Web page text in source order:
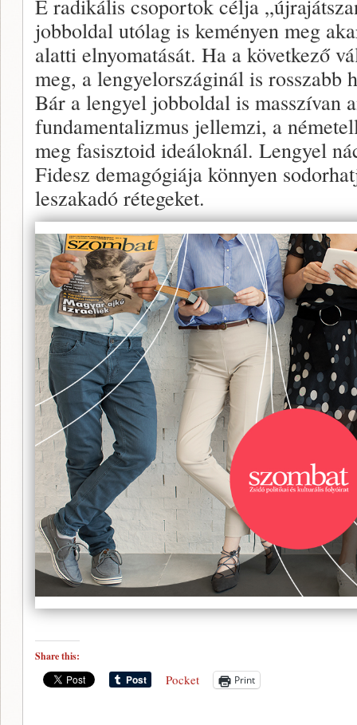
E radikális csoportok célja
jobboldal utólag is keményen meg
alatti elnyomatását. Ha a következő
meg, a lengyelországinál is rosszabb
Bár a lengyel jobboldal is masszívan
fundamentalizmus jellemzi, a
meg fasisztoid ideáloknál. Lengyel
Fidesz demagógiája könnyen
leszakadó rétegeket.
Share this:
Pocket Print